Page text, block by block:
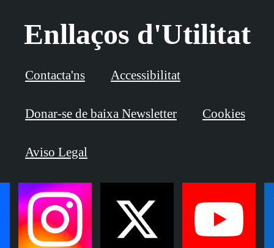
Enllaços d'Utilitat
Contacta'ns Accessibilitat
Donar-se de baixa Newsletter Cookies
Aviso Legal